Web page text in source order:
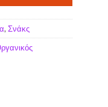
, Σνάκς